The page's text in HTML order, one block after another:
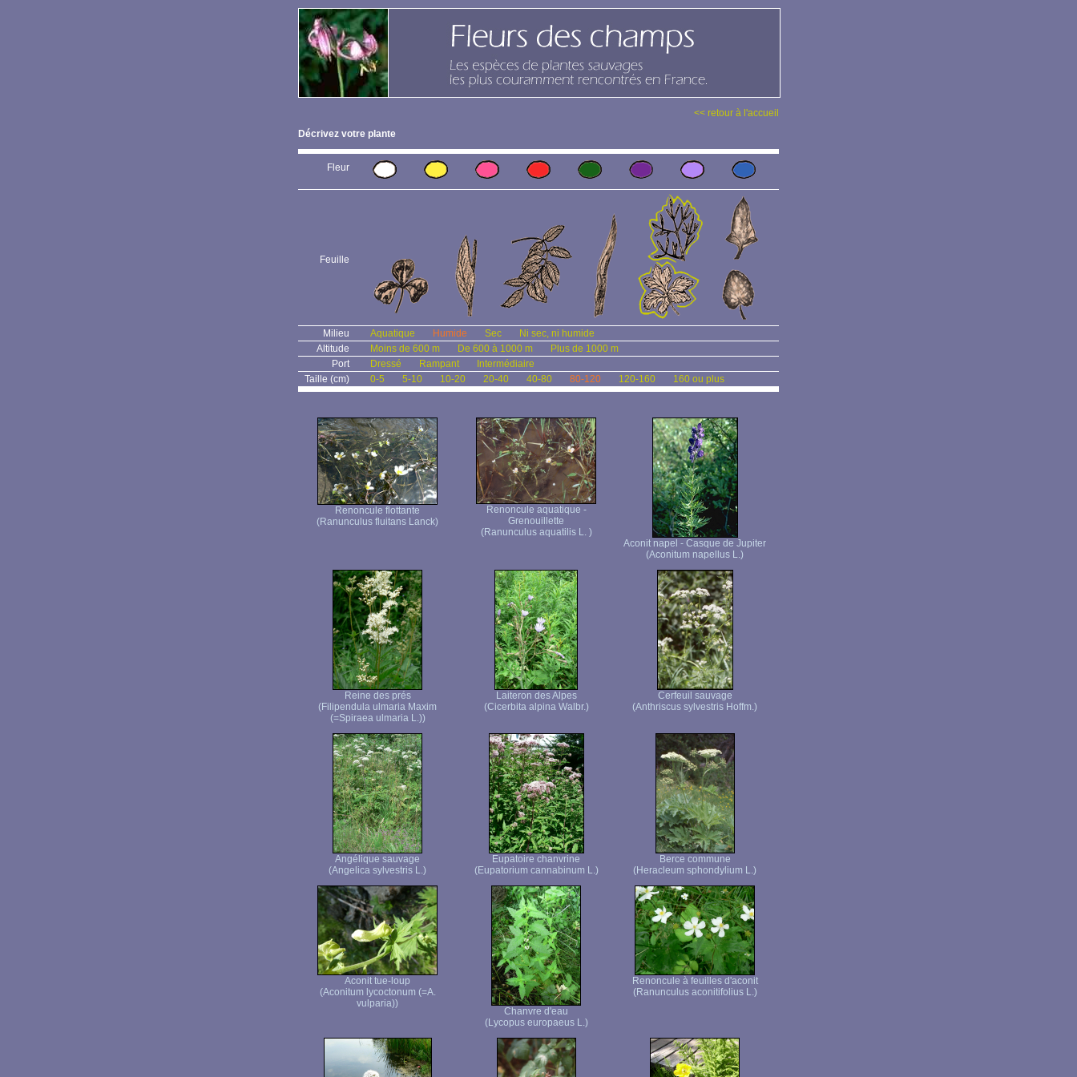
<< retour à l'accueil
Décrivez votre plante
Fleur
Feuille
Milieu Aquatique Humide Sec
Ni sec, ni humide
Altitude
Moins de 600 m De 600 à 1000 m
Plus de 1000 m
Port
Dressé Rampant
Intermédiaire
Taille (cm)
0-5 5-10 10-20 20-40 40-80 80-120 120-160 160 ou plus
Renoncule flottante
(Ranunculus fluitans Lanck)
Renoncule aquatique -
Grenouillette
(Ranunculus aquatilis L. )
Aconit napel - Casque de Jupiter
(Aconitum napellus L.)
Reine des prés
(Filipendula ulmaria Maxim
(=Spiraea ulmaria L.))
Laiteron des Alpes
(Cicerbita alpina Walbr.)
Cerfeuil sauvage
(Anthriscus sylvestris Hoffm.)
Angélique sauvage
(Angelica sylvestris L.)
Eupatoire chanvrine
(Eupatorium cannabinum L.)
Berce commune
(Heracleum sphondylium L.)
Aconit tue-loup
(Aconitum lycoctonum (=A.
vulparia))
Chanvre d'eau
(Lycopus europaeus L.)
Renoncule à feuilles d'aconit
(Ranunculus aconitifolius L.)